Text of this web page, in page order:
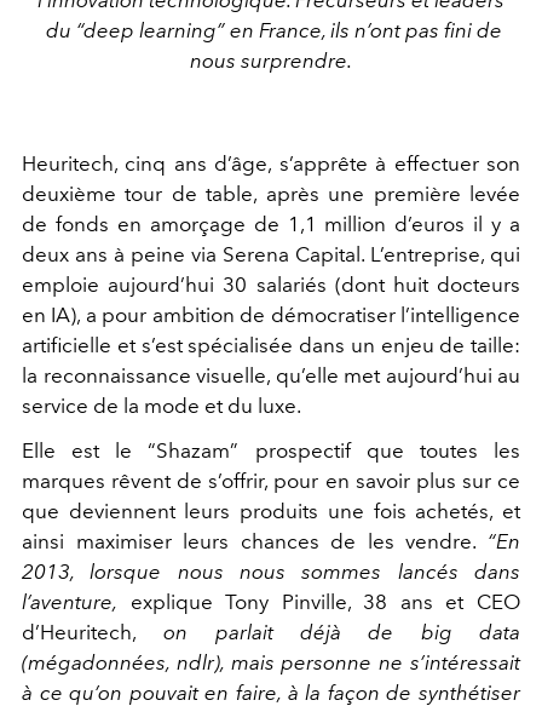
du “deep learning” en France, ils n’ont pas fini de
nous surprendre.
Heuritech, cinq ans d’âge, s’apprête à effectuer son
deuxième tour de table, après une première levée
de fonds en amorçage de 1,1 million d’euros il y a
deux ans à peine via Serena Capital. L’entreprise, qui
emploie aujourd’hui 30 salariés (dont huit docteurs
en IA), a pour ambition de démocratiser l’intelligence
artiﬁcielle et s’est spécialisée dans un enjeu de taille:
la reconnaissance visuelle, qu’elle met aujourd’hui au
service de la mode et du luxe.
Elle est le “Shazam” prospectif que toutes les
marques rêvent de s’offrir, pour en savoir plus sur ce
que deviennent leurs produits une fois achetés, et
ainsi maximiser leurs chances de les vendre. “En
2013, lorsque nous nous sommes lancés dans
l’aventure, explique Tony Pinville, 38 ans et CEO
d’Heuritech, on parlait déjà de big data
(mégadonnées, ndlr), mais personne ne s’intéressait
à ce qu’on pouvait en faire, à la façon de synthétiser